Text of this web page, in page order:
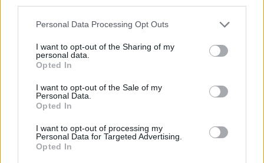
Please note that this website/app uses one or more Google
not limited to your visit or usage behaviour. You may click to
grant or deny consent to Google and its third-party tags to
use your data for below specified purposes in below Google
consent section.
Personal Data Processing Opt Outs
I want to opt-out of the Sharing of my
personal data.
Opted In
I want to opt-out of the Sale of my
Personal Data.
Opted In
I want to opt-out of processing my
Personal Data for Targeted Advertising.
Opted In
MEGRÁZÓ VIDEÓ BÁBOLNÁRÓL: HAJLÉKTALAN
FÉRFIT BÁNTALMAZTAK ÉS ALÁZTAK MEG - HELYI
INFORMÁCIÓINK SZERINT A RENDŐRSÉG MÁR
INTÉZKEDIK AZ ÜGYBEN
A felvételen egy padon alvó férfit ütnek meg, majd arra